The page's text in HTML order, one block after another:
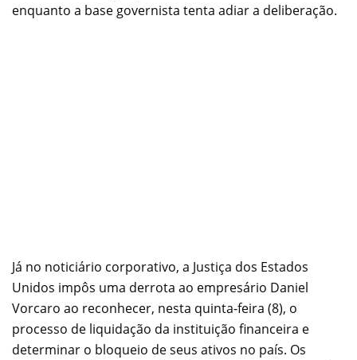
enquanto a base governista tenta adiar a deliberação.
Já no noticiário corporativo, a Justiça dos Estados
Unidos impôs uma derrota ao empresário Daniel
Vorcaro ao reconhecer, nesta quinta-feira (8), o
processo de liquidação da instituição financeira e
determinar o bloqueio de seus ativos no país. Os